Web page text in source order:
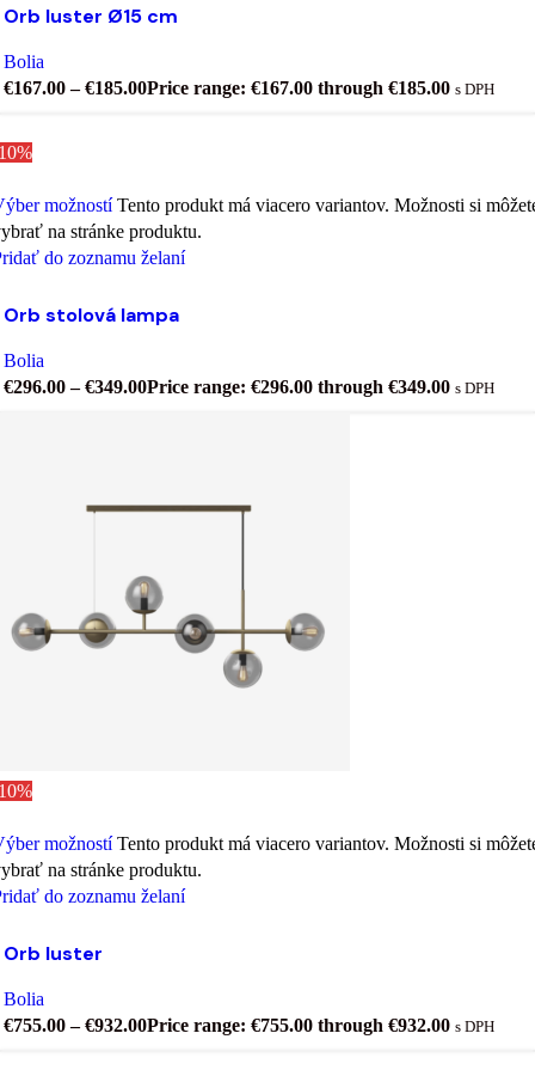
Orb luster Ø15 cm
Bolia
€167.00 – €185.00Price range: €167.00 through €185.00 s DPH
možností Tento produkt má viacero variantov. Možnosti si
na stránke produktu.
do zoznamu želaní
Orb stolová lampa
Bolia
€296.00 – €349.00Price range: €296.00 through €349.00 s DPH
možností Tento produkt má viacero variantov. Možnosti si
na stránke produktu.
do zoznamu želaní
Orb luster
Bolia
€755.00 – €932.00Price range: €755.00 through €932.00 s DPH